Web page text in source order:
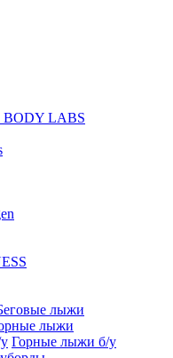
BODY LABS
лыжи
лыжи
Горные лыжи б/у